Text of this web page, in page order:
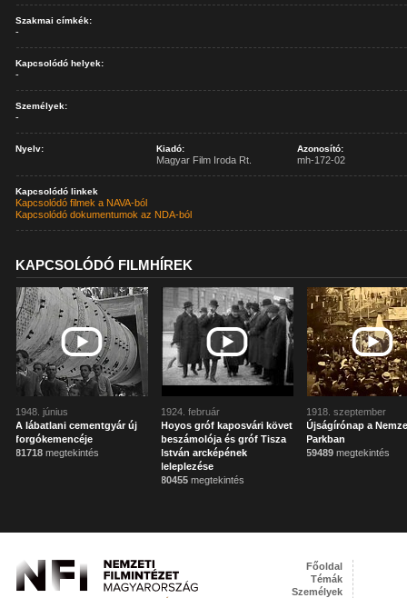
Szakmai címkék:
-
Kapcsolódó helyek:
-
Személyek:
-
Nyelv: Kiadó:
Magyar Film Iroda Rt.
Azonosító:
mh-172-02
Kapcsolódó linkek
Kapcsolódó filmek a NAVA-ból
Kapcsolódó dokumentumok az NDA-ból
KAPCSOLÓDÓ FILMHÍREK
1948. június
A lábatlani cementgyár új
forgókemencéje
81718 megtekintés
1924. február
Hoyos gróf kaposvári követ
beszámolója és gróf Tisza
István arcképének
leleplezése
80455 megtekintés
1918. szeptember
Újságírónap a
Parkban
59489 megtekintés
Főoldal
Témák
Személyek